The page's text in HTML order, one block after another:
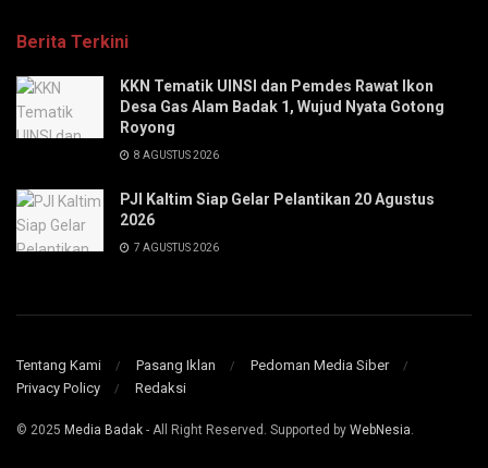
Berita Terkini
KKN Tematik UINSI dan Pemdes Rawat Ikon
Desa Gas Alam Badak 1, Wujud Nyata Gotong
Royong
8 AGUSTUS 2026
PJI Kaltim Siap Gelar Pelantikan 20 Agustus
2026
7 AGUSTUS 2026
Tentang Kami Pasang Iklan
Pedoman Media Siber
Privacy Policy
Redaksi
© 2025 Media Badak - All Right Reserved. Supported by WebNesia